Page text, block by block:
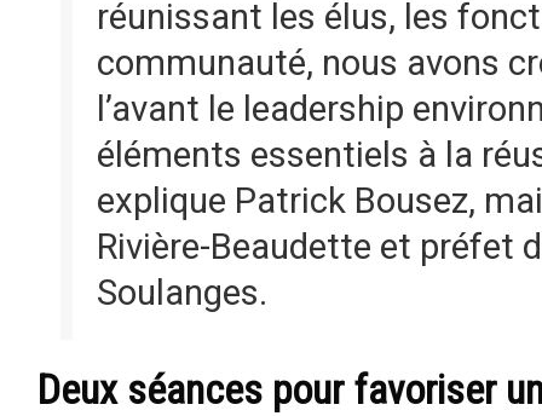
réunissant les élus, les
communauté, nous avons
l’avant le leadership
éléments essentiels à la
explique Patrick Bousez,
Rivière-Beaudette et préfet
Soulanges.
Deux séances pour favoriser